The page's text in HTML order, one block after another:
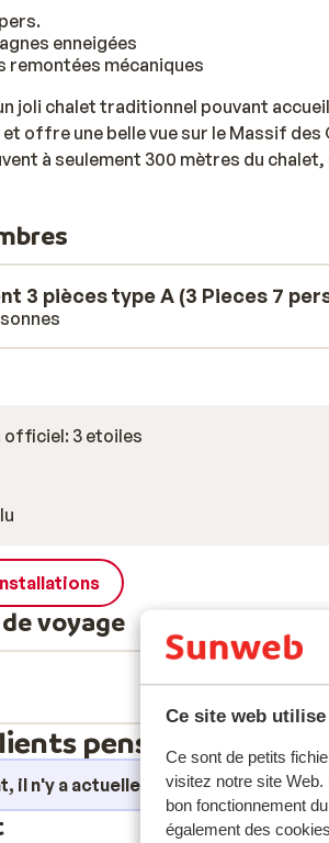
Ce site web
Ce sont de petits
visitez notre site
bon fonctionnement
également des
enneigées
remontées mécaniques
joli chalet traditionnel pouvant
et offre une belle vue sur le Massif
à seulement 300 mètres du
des joies des sports d’hiver. Après
Vous pourrez ensuite terminer la
3 pièces type A (3 Pieces 7
3 etoiles
voyage
pensent
il n'y a actuellement aucun avis